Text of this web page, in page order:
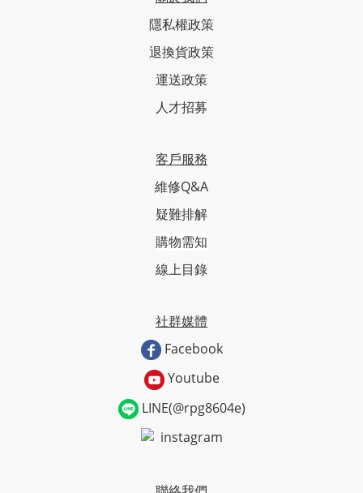
隱私權政策
退換貨政策
運送政策
人才招募
客戶服務
維修Q&A
疑難排解
購物需知
線上目錄
社群媒體
Facebook
Youtube
LINE(@rpg8604e)
instagram